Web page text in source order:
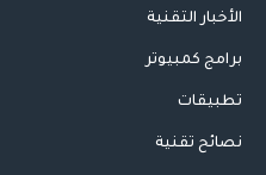
الأخبار التقنية
برامج كمبيوتر
تطبيقات
نصائح تقنية